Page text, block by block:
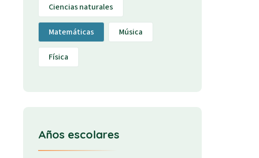
Ciencias naturales
Matemáticas Música
Física
Años escolares